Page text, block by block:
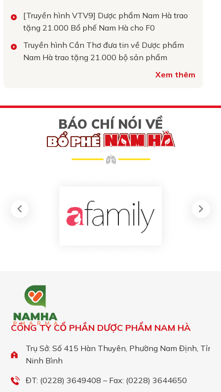
[Truyền hình VTV9] Dược phẩm Nam Hà trao
tặng 21.000 Bổ phế Nam Hà cho F0
Truyền hình Cần Thơ đưa tin về Dược phẩm
Nam Hà trao tặng 21.000 bộ sản phẩm
Xem thêm
BÁO CHÍ NÓI VỀ
CÔNG TY CỔ PHẦN DƯỢC PHẨM NAM HÀ
Trụ Sở: Số 415 Hàn Thuyên, Phường Nam Định, Tỉnh
Ninh Bình
ĐT: (0228) 3649408 – Fax: (0228) 3644650